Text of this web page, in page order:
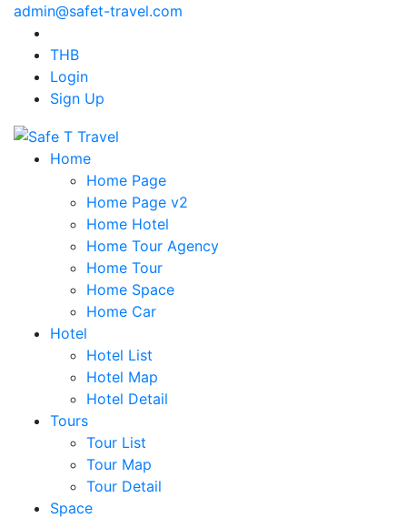
admin@safet-travel.com
THB
Login
Sign Up
Home
Home Page
Home Page v2
Home Hotel
Home Tour Agency
Home Tour
Home Space
Home Car
Hotel
Hotel List
Hotel Map
Hotel Detail
Tours
Tour List
Tour Map
Tour Detail
Space